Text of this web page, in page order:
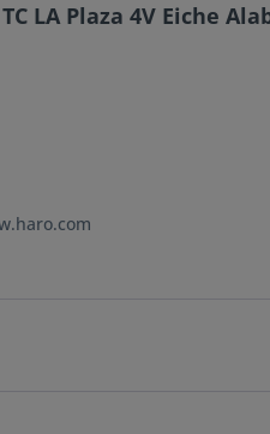
LA Plaza 4V Eiche